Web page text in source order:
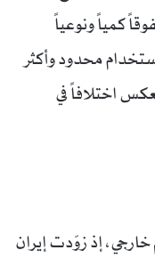
كمياً ونوعياً
محدود وأكثر
اختلافاً في
إذ زوّدت إيران